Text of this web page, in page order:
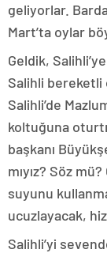
geliyorlar.
Mart’ta oylar
Geldik,
Salihli bereketli
Salihli’de
koltuğuna
başkanı
mıyız? Söz
suyunu
ucuzlayacak,
Salihli’yi